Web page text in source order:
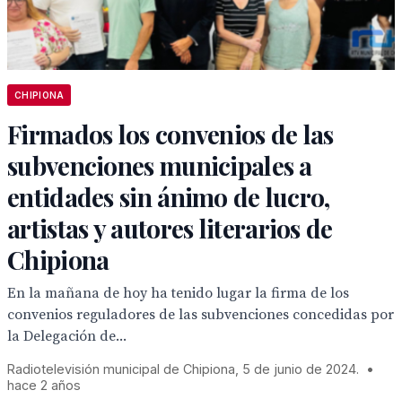
CHIPIONA
Firmados los convenios de las
subvenciones municipales a
entidades sin ánimo de lucro,
artistas y autores literarios de
Chipiona
En la mañana de hoy ha tenido lugar la firma de los
convenios reguladores de las subvenciones concedidas por
la Delegación de...
Radiotelevisión municipal de Chipiona, 5 de junio de 2024.
•
hace 2 años